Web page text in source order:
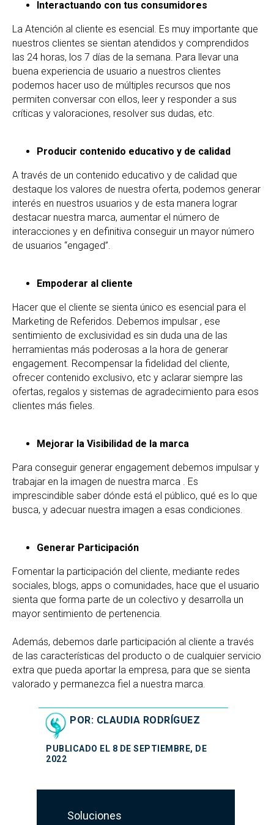
Interactuando con tus consumidores
La Atención al cliente es esencial. Es muy importante que
nuestros clientes se sientan atendidos y comprendidos
las 24 horas, los 7 días de la semana. Para llevar una
buena experiencia de usuario a nuestros clientes
podemos hacer uso de múltiples recursos que nos
permiten conversar con ellos, leer y responder a sus
críticas y valoraciones, resolver sus dudas, etc.
Producir contenido educativo y de calidad
A través de un contenido educativo y de calidad que
destaque los valores de nuestra oferta, podemos generar
interés en nuestros usuarios y de esta manera lograr
destacar nuestra marca, aumentar el número de
interacciones y en definitiva conseguir un mayor número
de usuarios “engaged”.
Empoderar al cliente
Hacer que el cliente se sienta único es esencial para el
Marketing de Referidos. Debemos impulsar , ese
sentimiento de exclusividad es sin duda una de las
herramientas más poderosas a la hora de generar
engagement. Recompensar la fidelidad del cliente,
ofrecer contenido exclusivo, etc y aclarar siempre las
ofertas, regalos y sistemas de agradecimiento para esos
clientes más fieles.
Mejorar la Visibilidad de la marca
Para conseguir generar engagement debemos impulsar y
trabajar en la imagen de nuestra marca . Es
imprescindible saber dónde está el público, qué es lo que
busca, y adecuar nuestra imagen a esas condiciones.
Generar Participación
Fomentar la participación del cliente, mediante redes
sociales, blogs, apps o comunidades, hace que el usuario
sienta que forma parte de un colectivo y desarrolla un
mayor sentimiento de pertenencia.
Además, debemos darle participación al cliente a través
de las características del producto o de cualquier servicio
extra que pueda aportar la empresa, para que se sienta
valorado y permanezca fiel a nuestra marca.
PUBLICADO EL 8 DE SEPTIEMBRE, DE
2022
POR: CLAUDIA RODRÍGUEZ
Soluciones